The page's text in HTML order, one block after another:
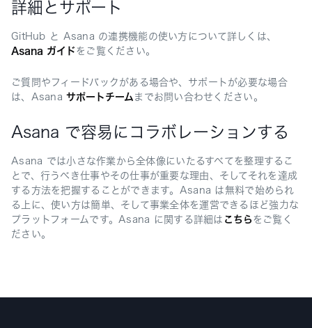
詳細とサポート
GitHub と Asana の連携機能の使い方について詳しくは、
Asana ガイド をご覧ください。
ご質問やフィードバックがある場合や、サポートが必要な場合
は、Asanaサポートチーム までお問い合わせください。
Asana で容易にコラボレーションする
Asana では小さな作業から全体像にいたるすべてを整理するこ
とで、行うべき仕事やその仕事が重要な理由、そしてそれを達成
する方法を把握することができます。Asana は無料で始められ
る上に、使い方は簡単、そして事業全体を運営できるほど強力な
プラットフォームです。Asana に関する詳細は こちら をご覧く
ださい。